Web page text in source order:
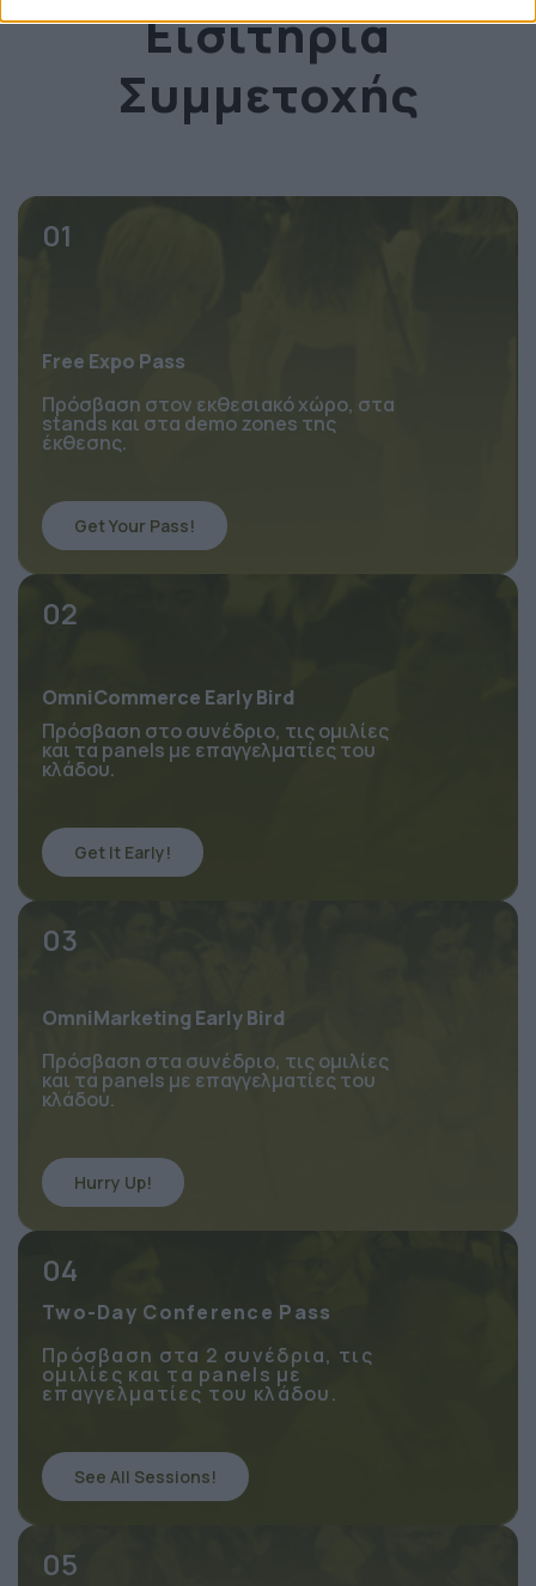
Εισιτήρια
Συμμετοχής
01
Free Expo Pass
Πρόσβαση στον εκθεσιακό χώρο, στα
stands και στα demo zones της
έκθεσης.
Get Your Pass!
02
OmniCommerce Early Bird
Πρόσβαση στο συνέδριο, τις ομιλίες
και τα panels με επαγγελματίες του
κλάδου.
Get It Early!
03
OmniMarketing Early Bird
Πρόσβαση στα συνέδριο, τις ομιλίες
και τα panels με επαγγελματίες του
κλάδου.
Hurry Up!
04
Two-Day Conference Pass
Πρόσβαση στα 2 συνέδρια, τις
ομιλίες και τα panels με
επαγγελματίες του κλάδου.
See All Sessions!
05